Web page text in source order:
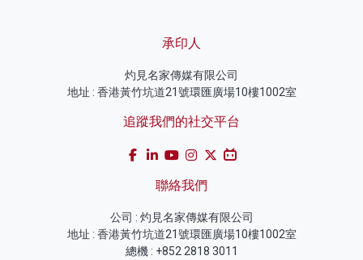
承印人
灼見名家傳媒有限公司
地址 : 香港黃竹坑道21號環匯廣場10樓1002室
追蹤我們的社交平台
聯絡我們
公司 : 灼見名家傳媒有限公司
地址 : 香港黃竹坑道21號環匯廣場10樓1002室
總機 : +852 2818 3011